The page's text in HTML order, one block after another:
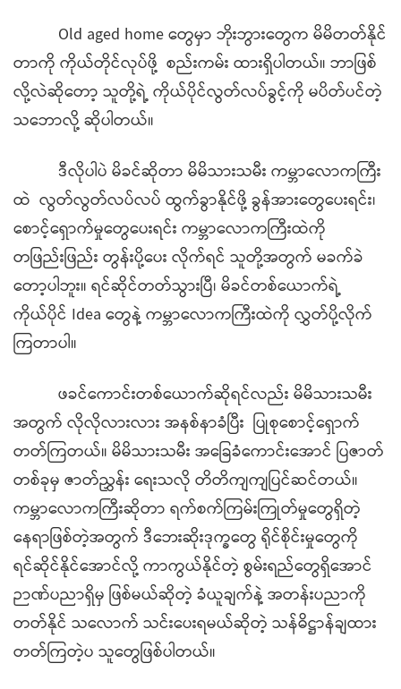
Old aged home တွေမှာ ဘိုးဘွားတွေက မိမိတတ်နိုင်
တာကို ကိုယ်တိုင်လုပ်ဖို့ စည်းကမ်း ထားရှိပါတယ်။ ဘာဖြစ်
လို့လဲဆိုတော့ သူတို့ရဲ့ ကိုယ်ပိုင်လွတ်လပ်ခွင့်ကို မပိတ်ပင်တဲ့
သဘောလို့ ဆိုပါတယ်။
ဒီလိုပါပဲ မိခင်ဆိုတာ မိမိသားသမီး ကမ္ဘာလောကကြီး
ထဲ လွတ်လွတ်လပ်လပ် ထွက်ခွာနိုင်ဖို့ ခွန်အားတွေပေးရင်း၊
စောင့်ရှောက်မှုတွေပေးရင်း ကမ္ဘာလောကကြီးထဲကို
တဖြည်းဖြည်း တွန်းပို့ပေး လိုက်ရင် သူတို့အတွက် မခက်ခဲ
တော့ပါဘူး။ ရင်ဆိုင်တတ်သွားပြီ၊ မိခင်တစ်ယောက်ရဲ့
ကိုယ်ပိုင် Idea တွေနဲ့ ကမ္ဘာလောကကြီးထဲကို လွှတ်ပို့လိုက်
ကြတာပါ။
ဖခင်ကောင်းတစ်ယောက်ဆိုရင်လည်း မိမိသားသမီး
အတွက် လိုလိုလားလား အနစ်နာခံပြီး ပြုစုစောင့်ရှောက်
တတ်ကြတယ်။ မိမိသားသမီး အခြေခံကောင်းအောင် ပြဇာတ်
တစ်ခုမှ ဇာတ်ညွှန်း ရေးသလို တိတိကျကျပြင်ဆင်တယ်။
ကမ္ဘာလောကကြီးဆိုတာ ရက်စက်ကြမ်းကြုတ်မှုတွေရှိတဲ့
နေရာဖြစ်တဲ့အတွက် ဒီဘေးဆိုးဒုက္ခတွေ ရိုင်စိုင်းမှုတွေကို
ရင်ဆိုင်နိုင်အောင်လို့ ကာကွယ်နိုင်တဲ့ စွမ်းရည်တွေရှိအောင်
ဉာဏ်ပညာရှိမှ ဖြစ်မယ်ဆိုတဲ့ ခံယူချက်နဲ့ အတန်းပညာကို
တတ်နိုင် သလောက် သင်းပေးရမယ်ဆိုတဲ့ သန်ဓိဋ္ဌာန်ချထား
တတ်ကြတဲ့ပ သူတွေဖြစ်ပါတယ်။